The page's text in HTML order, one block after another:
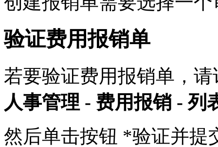
验证费用报销单
若要验证费用报销单，
人事管理 - 费用报销 - 列
然后单击按钮 *验证并提